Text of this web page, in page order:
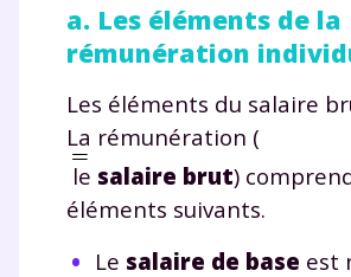
a. Les éléments de la
rémunération
Les éléments du salaire
La rémunération (
le salaire brut)
éléments suivants.
Le salaire de base est